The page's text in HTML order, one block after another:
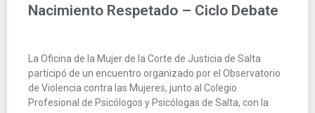
Nacimiento Respetado – Ciclo Debate
La Oficina de la Mujer de la Corte de Justicia de Salta
participó de un encuentro organizado por el Observatorio
de Violencia contra las Mujeres, junto al Colegio
Profesional de Psicólogos y Psicólogas de Salta, con la